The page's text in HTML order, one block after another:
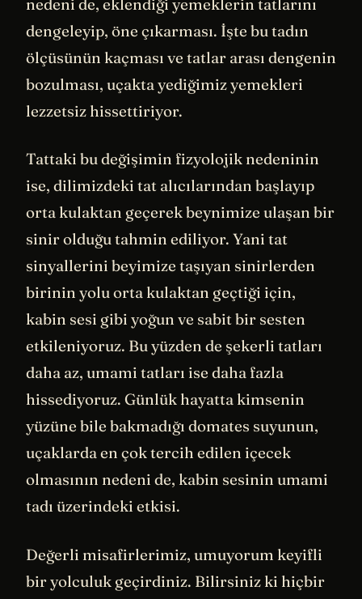
dengeleyip, öne çıkarması. İşte bu tadın
ölçüsünün kaçması ve tatlar arası dengenin
bozulması, uçakta yediğimiz yemekleri
lezzetsiz hissettiriyor.
Tattaki bu değişimin fizyolojik nedeninin
ise, dilimizdeki tat alıcılarından başlayıp
orta kulaktan geçerek beynimize ulaşan bir
sinir olduğu tahmin ediliyor. Yani tat
sinyallerini beyimize taşıyan sinirlerden
birinin yolu orta kulaktan geçtiği için,
kabin sesi gibi yoğun ve sabit bir sesten
etkileniyoruz. Bu yüzden de şekerli tatları
daha az, umami tatları ise daha fazla
hissediyoruz. Günlük hayatta kimsenin
yüzüne bile bakmadığı domates suyunun,
uçaklarda en çok tercih edilen içecek
olmasının nedeni de, kabin sesinin umami
tadı üzerindeki etkisi.
Değerli misafirlerimiz, umuyorum keyifli
bir yolculuk geçirdiniz. Bilirsiniz ki hiçbir